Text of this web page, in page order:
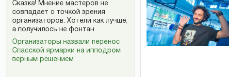
Сказка! Мнение мастеров не
совпадает с точкой зрения
организаторов. Хотели как лучше,
а получилось не фонтан
Организаторы назвали перенос
Спасской ярмарки на ипподром
верным решением